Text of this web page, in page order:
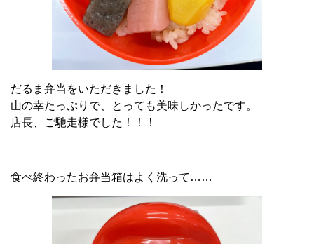
だるま弁当をいただきました！
山の幸たっぷりで、とっても美味しかったです。
店長、ご馳走様でした！！！
食べ終わったお弁当箱はよく洗って……